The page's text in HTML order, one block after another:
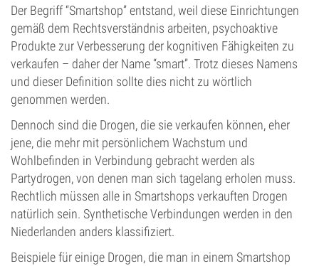
Der Begriff “Smartshop” entstand, weil diese Einrichtungen
gemäß dem Rechtsverständnis arbeiten, psychoaktive
Produkte zur Verbesserung der kognitiven Fähigkeiten zu
verkaufen – daher der Name “smart”. Trotz dieses Namens
und dieser Definition sollte dies nicht zu wörtlich
genommen werden.
Dennoch sind die Drogen, die sie verkaufen können, eher
jene, die mehr mit persönlichem Wachstum und
Wohlbefinden in Verbindung gebracht werden als
Partydrogen, von denen man sich tagelang erholen muss.
Rechtlich müssen alle in Smartshops verkauften Drogen
natürlich sein. Synthetische Verbindungen werden in den
Niederlanden anders klassifiziert.
Beispiele für einige Drogen, die man in einem Smartshop